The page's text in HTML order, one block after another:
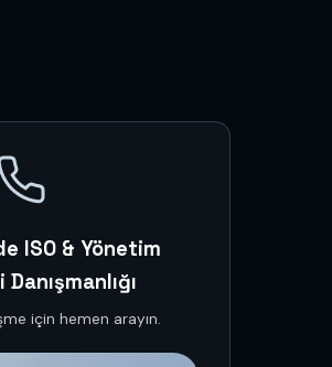
ISO & Yönetim
için hemen arayın.